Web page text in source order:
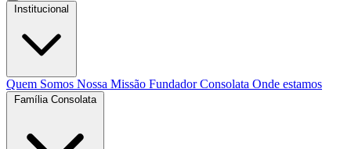
Institucional
Quem Somos Nossa Missão FundadorConsolata Onde estamos
Família Consolata